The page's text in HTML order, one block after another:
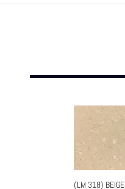
快速瀏覽
(LM 318) BEIGE